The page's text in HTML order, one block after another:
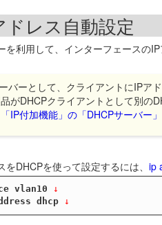
レス自動設定
を利用して、インターフェースの
バーとして、クライアントにIPア
がDHCPクライアントとして別の
「IP付加機能」の「DHCPサーバー」
DHCPを使って設定するには、 ip
vlan10 ↓
dhcp ↓